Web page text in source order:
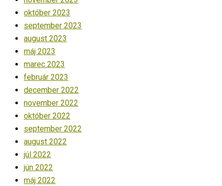
október 2023
september 2023
august 2023
máj 2023
marec 2023
február 2023
december 2022
november 2022
október 2022
september 2022
august 2022
júl 2022
jún 2022
máj 2022